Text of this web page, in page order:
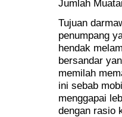
Jumlah
Tujuan
penumpang
hendak
bersandar
memilah
ini sebab
menggapai
dengan rasio